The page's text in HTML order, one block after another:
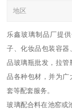
地区
乐鑫玻璃制品厂提
子、化妆品包装容器
品玻璃瓶批发，拉管
品各种包材，并为广
套等配套服务。
玻璃配合料在池窑或